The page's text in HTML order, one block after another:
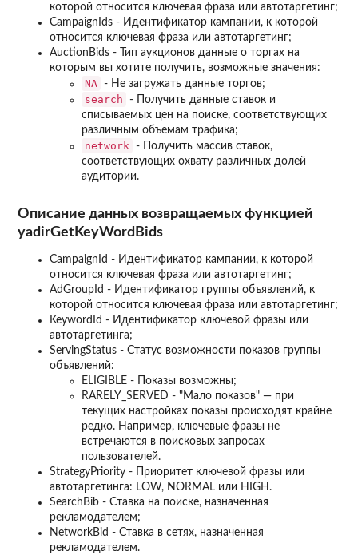
которой относится ключевая фраза или автотаргетинг;
CampaignIds - Идентификатор кампании, к которой
относится ключевая фраза или автотаргетинг;
AuctionBids - Тип аукционов данные о торгах на
которым вы хотите получить, возможные значения:
NA - Не загружать данные торгов;
search
- Получить данные ставок и
списываемых цен на поиске, соответствующих
различным объемам трафика;
network
- Получить массив ставок,
соответствующих охвату различных долей
аудитории.
Описание данных возвращаемых функцией
yadirGetKeyWordBids
CampaignId - Идентификатор кампании, к которой
относится ключевая фраза или автотаргетинг;
AdGroupId - Идентификатор группы объявлений, к
которой относится ключевая фраза или автотаргетинг;
KeywordId - Идентификатор ключевой фразы или
автотаргетинга;
ServingStatus - Статус возможности показов группы
объявлений:
ELIGIBLE - Показы возможны;
RARELY_SERVED - "Мало показов" — при
текущих настройках показы происходят крайне
редко. Например, ключевые фразы не
встречаются в поисковых запросах
пользователей.
StrategyPriority - Приоритет ключевой фразы или
автотаргетинга: LOW, NORMAL или HIGH.
SearchBib - Ставка на поиске, назначенная
рекламодателем;
NetworkBid - Ставка в сетях, назначенная
рекламодателем.